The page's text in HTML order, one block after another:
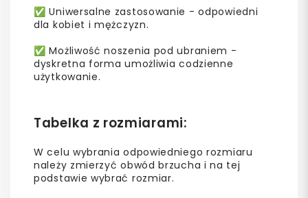
✅ Uniwersalne zastosowanie - odpowiedni
dla kobiet i mężczyzn.
✅ Możliwość noszenia pod ubraniem -
dyskretna forma umożliwia codzienne
użytkowanie.
Tabelka z rozmiarami:
W celu wybrania odpowiedniego rozmiaru
należy zmierzyć obwód brzucha i na tej
podstawie wybrać rozmiar.